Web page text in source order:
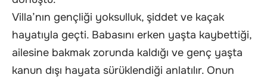
Villa’nın gençliği yoksulluk, şiddet ve kaçak
hayatıyla geçti. Babasını erken yaşta kaybettiği,
ailesine bakmak zorunda kaldığı ve genç yaşta
kanun dışı hayata sürüklendiği anlatılır. Onun